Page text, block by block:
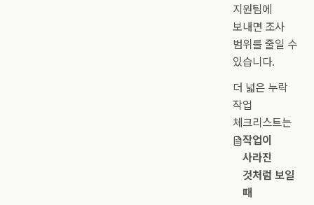
지원팀에
보내면 조사
범위를 줄일 수
있습니다.
더 넓은 누락
작업
체크리스트는
작업이
사라진
것처럼 보일
때